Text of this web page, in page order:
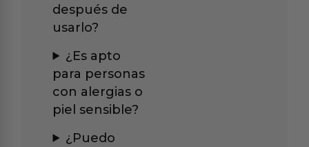
después de
usarlo?
¿Es apto
para personas
con alergias o
piel sensible?
¿Puedo